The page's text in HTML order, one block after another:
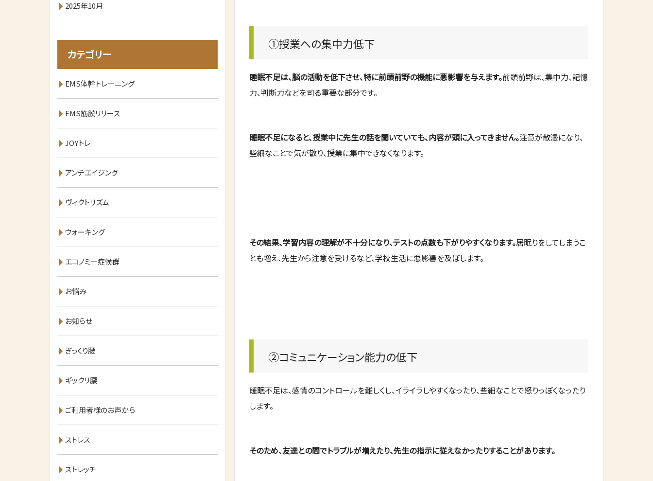
①授業への集中力低下
睡眠不足は、脳の活動を低下させ、特に前頭前野の機能に悪影響を与えます。前頭前野は、集中力、記憶
力、判断力などを司る重要な部分です。
睡眠不足になると、授業中に先生の話を聞いていても、内容が頭に入ってきません。注意が散漫になり、
些細なことで気が散り、授業に集中できなくなります。
その結果、学習内容の理解が不十分になり、テストの点数も下がりやすくなります。居眠りをしてしまうこ
とも増え、先生から注意を受けるなど、学校生活に悪影響を及ぼします。
②コミュニケーション能力の低下
睡眠不足は、感情のコントロールを難しくし、イライラしやすくなったり、些細なことで怒りっぽくなったり
します。
そのため、友達との間でトラブルが増えたり、先生の指示に従えなかったりすることがあります。
2025年10月
カテゴリー
EMS体幹トレーニング
EMS筋膜リリース
JOYトレ
アンチエイジング
ヴィクトリズム
ウォーキング
エコノミー症候群
お悩み
お知らせ
ぎっくり腰
ギックリ腰
ご利用者様のお声から
ストレス
ストレッチ